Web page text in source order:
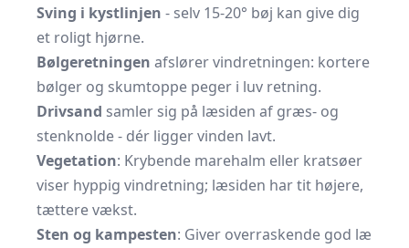
Sving i kystlinjen - selv 15-20° bøj kan give dig
et roligt hjørne.
Bølgeretningen afslører vindretningen: kortere
bølger og skumtoppe peger i luv retning.
Drivsand samler sig på læsiden af græs- og
stenknolde - dér ligger vinden lavt.
Vegetation: Krybende marehalm eller kratsøer
viser hyppig vindretning; læsiden har tit højere,
tættere vækst.
Sten og kampesten: Giver overraskende god læ